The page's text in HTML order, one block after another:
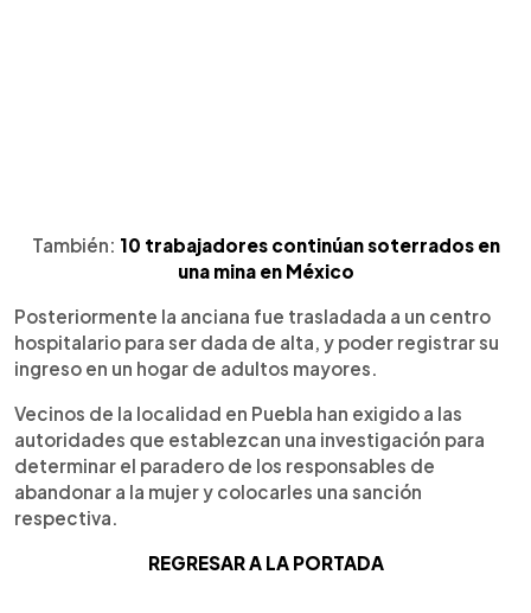
También: 10 trabajadores continúan soterrados en
una mina en México
Posteriormente la anciana fue trasladada a un centro
hospitalario para ser dada de alta, y poder registrar su
ingreso en un hogar de adultos mayores.
Vecinos de la localidad en Puebla han exigido a las
autoridades que establezcan una investigación para
determinar el paradero de los responsables de
abandonar a la mujer y colocarles una sanción
respectiva.
REGRESAR A LA PORTADA